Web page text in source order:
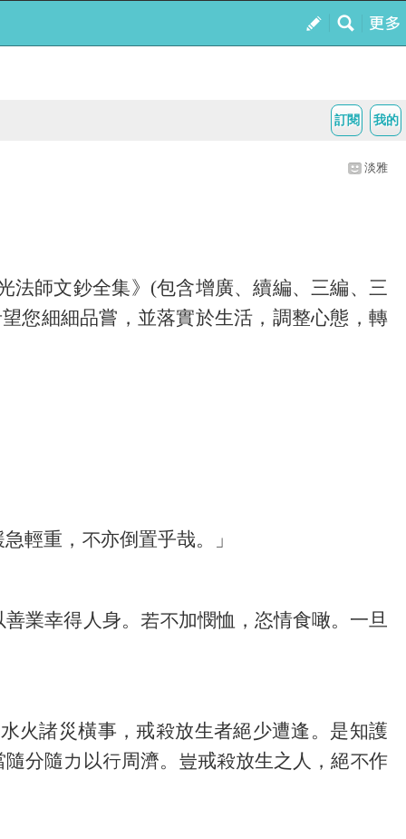
我的
訂閱
淡雅
師文鈔全集》 (包含增廣、續編、三編、三
您細細品嘗，並落實於生活，調整心態，轉
輕重，不亦倒置乎哉。」
業幸得人身。若不加憫恤，恣情食噉。一旦
火諸災橫事，戒殺放生者絕少遭逢。是知護
分隨力以行周濟。豈戒殺放生之人，絕不作